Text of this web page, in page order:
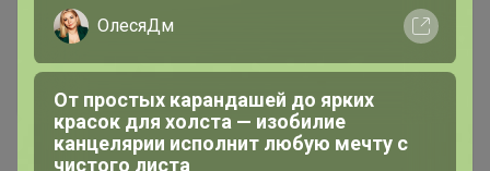
1 845р
ОлесяДм
От простых карандашей до ярких
красок для холста — изобилие
канцелярии исполнит любую мечту с
чистого листа